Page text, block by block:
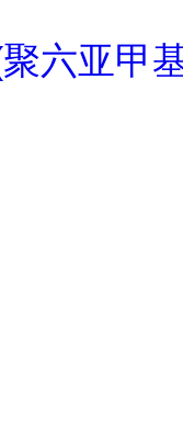
六亚甲